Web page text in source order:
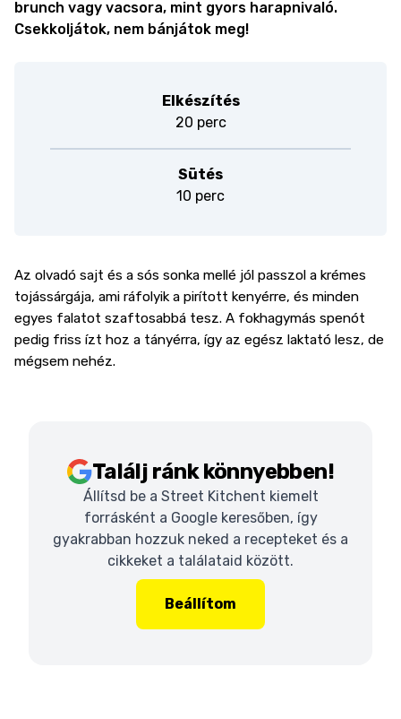
brunch vagy vacsora, mint gyors harapnivaló.
Csekkoljátok, nem bánjátok meg!
Elkészítés
20 perc
Sütés
10 perc
Az olvadó sajt és a sós sonka mellé jól passzol a krémes
tojássárgája, ami ráfolyik a pirított kenyérre, és minden
egyes falatot szaftosabbá tesz. A fokhagymás spenót
pedig friss ízt hoz a tányérra, így az egész laktató lesz, de
mégsem nehéz.
Találj ránk könnyebben!
Állítsd be a Street Kitchent kiemelt
forrásként a Google keresőben, így
gyakrabban hozzuk neked a recepteket és a
cikkeket a találataid között.
Beállítom